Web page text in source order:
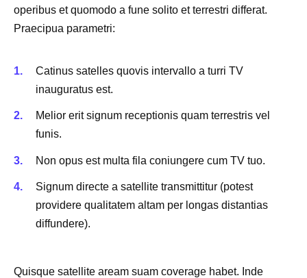
operibus et quomodo a fune solito et terrestri differat.
Praecipua parametri:
Catinus satelles quovis intervallo a turri TV
inauguratus est.
Melior erit signum receptionis quam terrestris vel
funis.
Non opus est multa fila coniungere cum TV tuo.
Signum directe a satellite transmittitur (potest
providere qualitatem altam per longas distantias
diffundere).
Quisque satellite aream suam coverage habet. Inde